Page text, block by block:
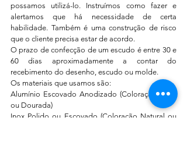
possamos utilizá-lo. Instruímos como fazer e
alertamos que há necessidade de certa
habilidade. Também é uma construção de risco
que o cliente precisa estar de acordo.
O prazo de confecção de um escudo é entre 30 e
60 dias aproximadamente a contar do
recebimento do desenho, escudo ou molde.
Os materiais que usamos são:
Alumínio Escovado Anodizado (Coloração Preta
ou Dourada)
Inox Polido ou Escovado (Coloração Natural ou